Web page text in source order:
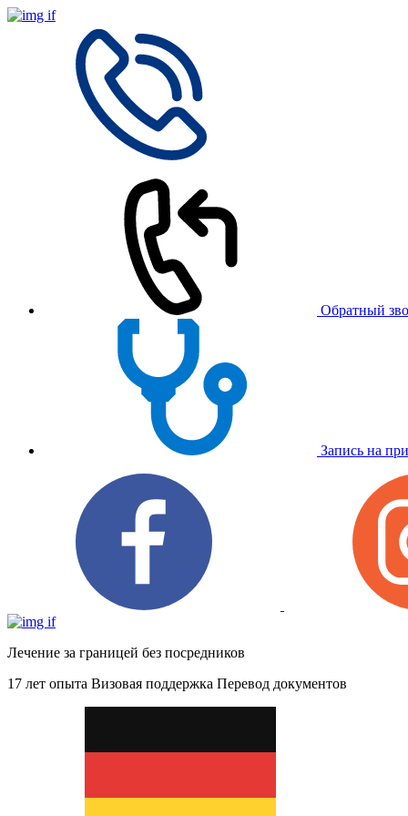
Обратный
Запись на
Лечение за границей без посредников
17 лет опыта Визовая поддержка Перевод документов